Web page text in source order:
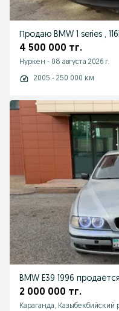
Продаю BMW 1 series ,
4 500 000 тг.
Нуркен - 08 августа 2026 г.
2005 - 250 000 км
BMW E39 1996 продаётся
2 000 000 тг.
Караганда, Казыбекбийский